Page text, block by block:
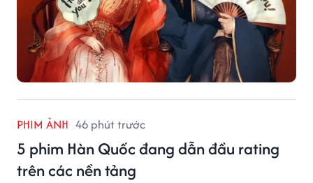
PHIM ẢNH 46 phút trước
5 phim Hàn Quốc đang dẫn đầu rating
trên các nền tảng